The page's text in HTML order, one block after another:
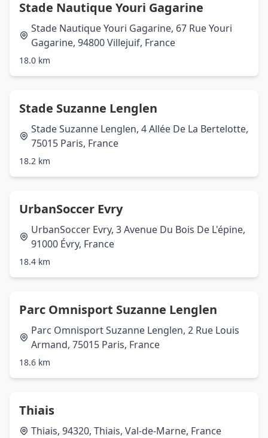
Stade Nautique Youri Gagarine
Stade Nautique Youri Gagarine, 67 Rue Youri
Gagarine, 94800 Villejuif, France
18.0 km
Stade Suzanne Lenglen
Stade Suzanne Lenglen, 4 Allée De La Bertelotte,
75015 Paris, France
18.2 km
UrbanSoccer Evry
UrbanSoccer Evry, 3 Avenue Du Bois De L'épine,
91000 Évry, France
18.4 km
Parc Omnisport Suzanne Lenglen
Parc Omnisport Suzanne Lenglen, 2 Rue Louis
Armand, 75015 Paris, France
18.6 km
Thiais
Thiais, 94320, Thiais, Val-de-Marne, France